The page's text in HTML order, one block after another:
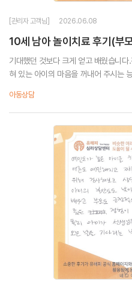
[관리자 고객님] 2026.06.08
10세 남아 놀이치료 후기(부
기대했던 것보다 크게 얻고 배웠습니
혀 있는 아이의 마음을 꺼내어 주시는
아동상담